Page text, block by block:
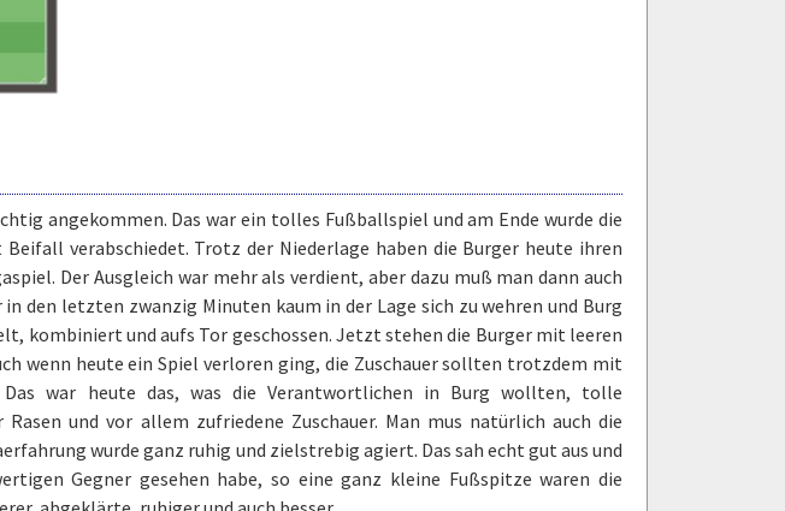
angekommen. Das war ein tolles Fußballspiel und am Ende wurde die
verabschiedet. Trotz der Niederlage haben die Burger heute ihren
Der Ausgleich war mehr als verdient, aber dazu muß man dann auch
in den letzten zwanzig Minuten kaum in der Lage sich zu wehren und Burg
kombiniert und aufs Tor geschossen. Jetzt stehen die Burger mit leeren
wenn heute ein Spiel verloren ging, die Zuschauer sollten trotzdem mit
war heute das, was die Verantwortlichen in Burg wollten, tolle
und vor allem zufriedene Zuschauer. Man mus natürlich auch die
wurde ganz ruhig und zielstrebig agiert. Das sah echt gut aus und
Gegner gesehen habe, so eine ganz kleine Fußspitze waren die